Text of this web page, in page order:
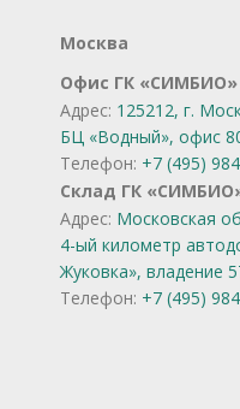
Москва
Офис ГК «СИМБИО»
Адрес: 125212, г.
БЦ «Водный», офис
Телефон: +7 (495)
Склад ГК
Адрес: Московская
4-ый километр
Жуковка», владение
Телефон: +7 (495)